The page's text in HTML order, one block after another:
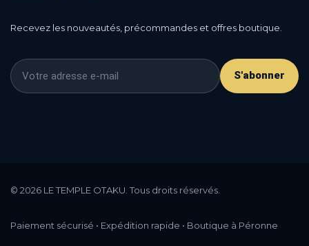
Module manager / AN Cookie Popup.
Recevez les nouveautés, précommandes et offres boutique.
S'abonner
© 2026 LE TEMPLE OTAKU. Tous droits réservés.
Paiement sécurisé • Expédition rapide • Boutique à Péronne